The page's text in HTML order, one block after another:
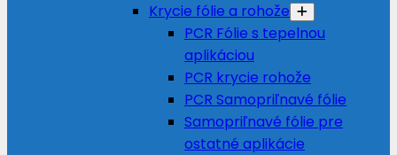
Krycie fólie a rohože
PCR Fólie s tepelnou
aplikáciou
PCR krycie rohože
PCR Samopriľnavé fólie
Samopriľnavé fólie pre
ostatné aplikácie